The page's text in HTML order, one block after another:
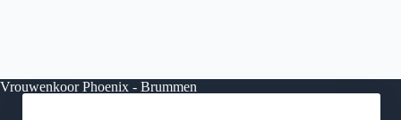
Vrouwenkoor Phoenix - Brummen